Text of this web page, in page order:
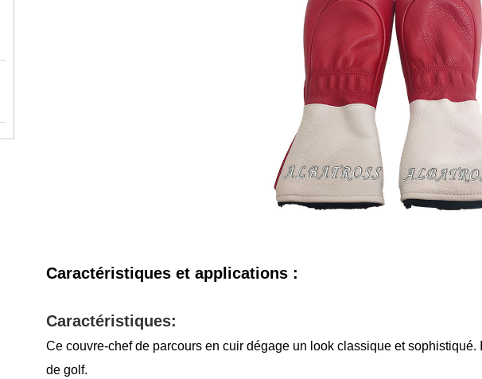
Caractéristiques et applications :
Caractéristiques:
Ce couvre-chef de parcours en cuir dégage un look classique et
de golf.